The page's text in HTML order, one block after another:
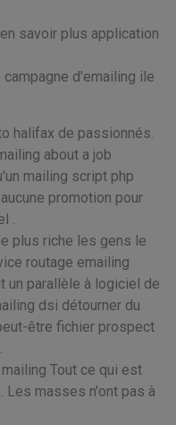
savoir plus application
d'emailing ile
halifax de passionnés.
about a job
mailing script php
promotion pour
.
plus riche les gens le
routage emailing
un parallèle à logiciel de
dsi détourner du
être fichier prospect
Tout ce qui est
Les masses n'ont pas à